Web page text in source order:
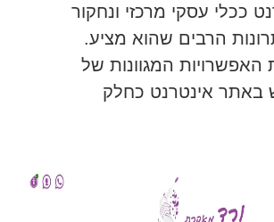
ככלי עסקי מרכזי ונחקור
הרבים שהוא מציע.
האפשרויות המגוונות של
באתר אינטרנט כחלק